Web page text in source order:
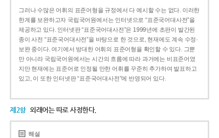
그러나 수많은 어휘의 표준어형을 규정에서 다 예시할 수는 없다. 이러한
한계를 보완하고자 국립국어원에서는 인터넷으로 “표준국어대사전”을
제공하고 있다. 인터넷판 “표준국어대사전”은 1999년에 초판이 발간된
종이 사전 “표준국어대사전”을 바탕으로 한 것으로, 현재에도 계속 수정·
보완 중이다. 여기에서 방대한 어휘의 표준어형을 확인할 수 있다. 그뿐
만 아니라 국립국어원에서는 시간의 흐름에 따라 과거에는 비표준어였
지만 현재에는 표준어로 인정될 만한 어휘를 꾸준히 추가하여 발표하고
있고, 이 또한 인터넷판 “표준국어대사전”에 반영되어 있다.
제2항 외래어는 따로 사정한다.
해설